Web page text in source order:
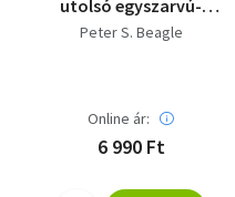
utolsó egyszarvú-
német nyelven/
Peter S. Beagle
Online ár:
6 990 Ft